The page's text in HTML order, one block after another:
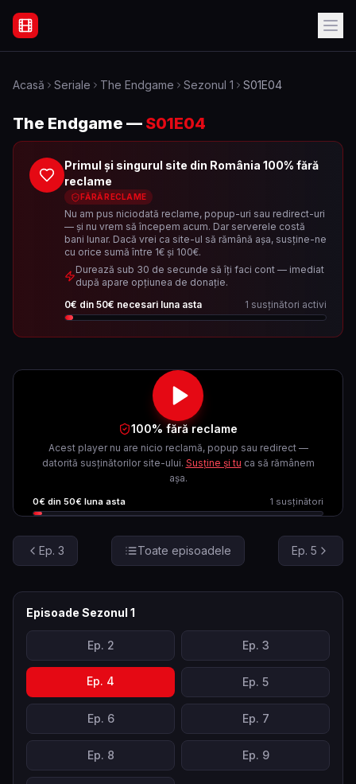
Filme Online Subtitrate - Acasă
Acasă Seriale The Endgame Sezonul 1 S01E04
The Endgame — S01E04
Primul și singurul site din România 100% fără
reclame
FĂRĂ RECLAME
Nu am pus niciodată reclame, popup-uri sau redirect-uri
— și nu vrem să începem acum. Dar serverele costă
bani lunar. Dacă vrei ca site-ul să rămână așa, susține-ne
cu orice sumă între 1€ și 100€.
Durează sub 30 de secunde să îți faci cont — imediat
după apare opțiunea de donație.
0€ din 50€ necesari luna asta 1 susținători activi
100% fără reclame
Acest player nu are nicio reclamă, popup sau redirect —
datorită susținătorilor site-ului. Susține și tu ca să rămânem
așa.
0€ din 50€ luna asta 1 susținători
Ep. 3 Toate episoadele Ep. 5
Episoade Sezonul 1
Ep. 2 Ep. 3
Ep. 4 Ep. 5
Ep. 6 Ep. 7
Ep. 8 Ep. 9